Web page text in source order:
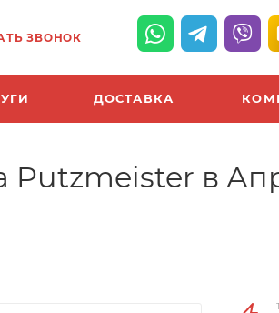
ЗВОНОК
ДОСТАВКА
Putzmeister в